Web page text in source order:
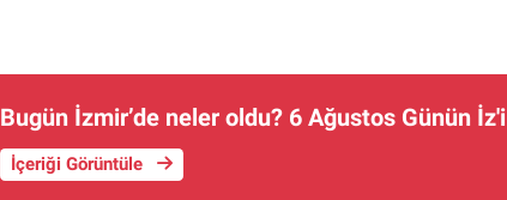
Bugün İzmir’de neler oldu? 6 Ağustos Günün İz'i
İçeriği Görüntüle